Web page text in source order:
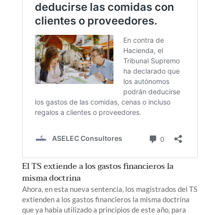
El TS extiende a los gastos financieros la
misma doctrina
Ahora, en esta nueva sentencia, los magistrados del TS
extienden a los gastos financieros la misma doctrina
que ya había utilizado a principios de este año, para